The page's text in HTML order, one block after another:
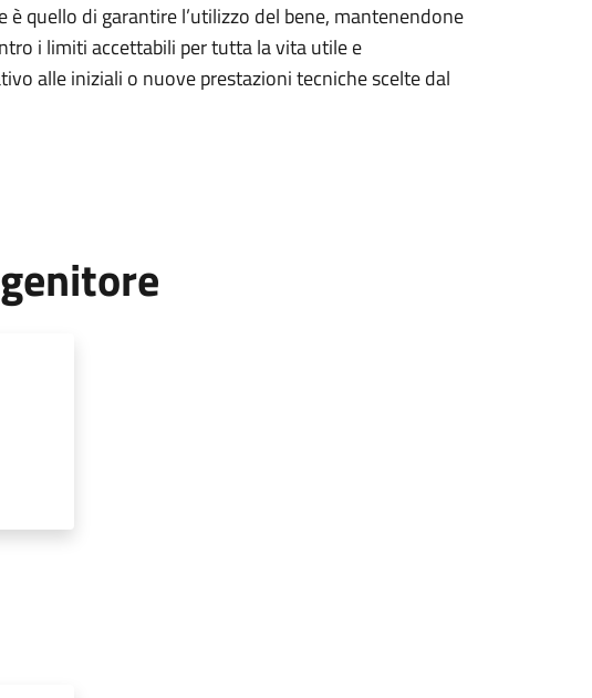
quello di garantire l’utilizzo del bene, mantenendone
i limiti accettabili per tutta la vita utile e
alle iniziali o nuove prestazioni tecniche scelte dal